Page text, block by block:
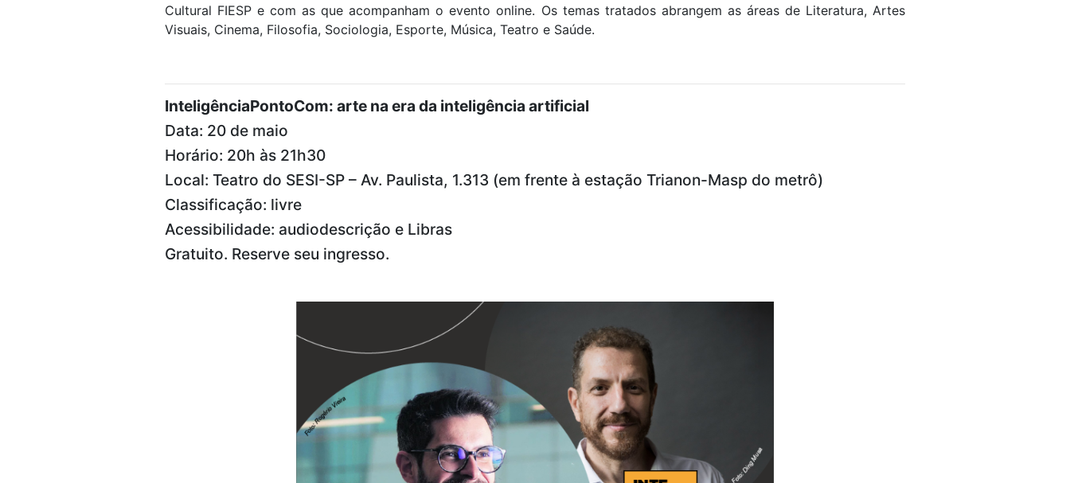
Cultural FIESP e com as que acompanham o evento online. Os temas tratados abrangem as áreas de Literatura, Artes
Visuais, Cinema, Filosofia, Sociologia, Esporte, Música, Teatro e Saúde.
InteligênciaPontoCom: arte na era da inteligência artificial
Data: 20 de maio
Horário: 20h às 21h30
Local: Teatro do SESI-SP – Av. Paulista, 1.313 (em frente à estação Trianon-Masp do metrô)
Classificação: livre
Acessibilidade: audiodescrição e Libras
Gratuito. Reserve seu ingresso.